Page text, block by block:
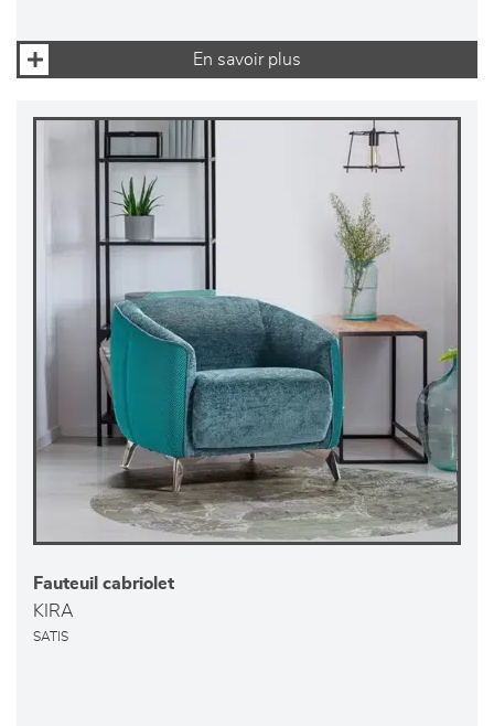
En savoir plus
Fauteuil cabriolet
KIRA
SATIS